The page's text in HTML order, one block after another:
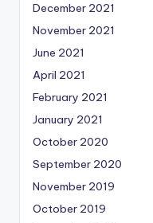
December 2021
November 2021
June 2021
April 2021
February 2021
January 2021
October 2020
September 2020
November 2019
October 2019